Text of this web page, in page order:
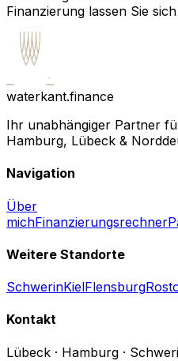
Finanzierung lassen Sie
waterkant.finance
Ihr unabhängiger Partner
Hamburg, Lübeck &
Navigation
Über
michFinanzierungsrechner
Weitere Standorte
SchwerinKielFlensburg
Kontakt
Lübeck · Hamburg ·